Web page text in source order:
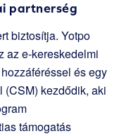
partnerség
biztosítja. Yotpo
az e-kereskedelmi
és egy
(CSM) kezdődik, aki
támogatás